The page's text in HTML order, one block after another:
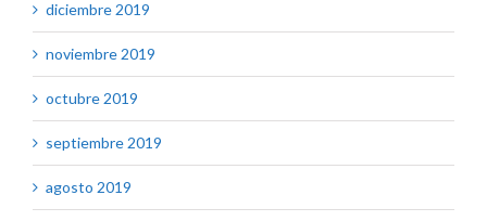
diciembre 2019
noviembre 2019
octubre 2019
septiembre 2019
agosto 2019